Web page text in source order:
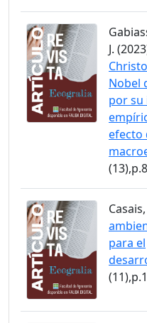
J.
Nobel
por su
efecto
para el